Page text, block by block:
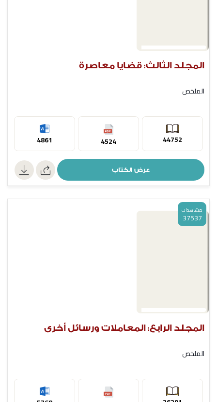
المجلد الثالث: قضايا معاصرة
الملخص
44752
4524
4861
عرض الكتاب
مشاهدات
37537
المجلد الرابع: المعاملات ورسائل أخرى
الملخص